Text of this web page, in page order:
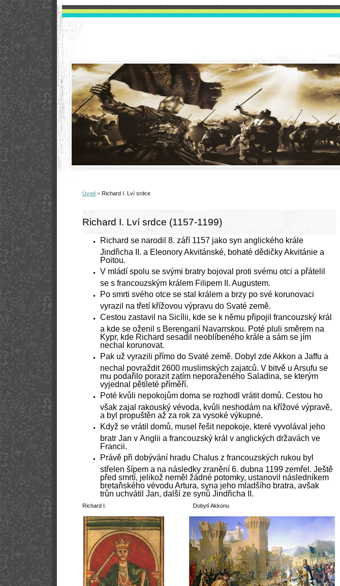
Úvod » Richard I. Lví srdce
Richard I. Lví srdce (1157-1199)
Richard se narodil 8. září 1157 jako syn anglického krále
Jindřicha II. a Eleonory Akvitánské, bohaté dědičky Akvitánie a
Poitou.
V mládí spolu se svými bratry bojoval proti svému otci a přátelil
se s francouzským králem Filipem II. Augustem.
Po smrti svého otce se stal králem a brzy po své korunovaci
vyrazil na třetí křížovou výpravu do Svaté země.
Cestou zastavil na Sicílii, kde se k němu připojil francouzský král
a kde se oženil s Berengarií Navarrskou. Poté pluli směrem na
Kypr, kde Richard sesadil neoblíbeného krále a sám se jím
nechal korunovat.
Pak už vyrazili přímo do Svaté země. Dobyl zde Akkon a Jaffu a
nechal povraždit 2600 muslimských zajatců. V bitvě u Arsufu se
mu podařilo porazit zatím neporaženého Saladina, se kterým
vyjednal pětileté příměří.
Poté kvůli nepokojům doma se rozhodl vrátit domů. Cestou ho
však zajal rakouský vévoda, kvůli neshodám na křížové výpravě,
a byl propuštěn až za rok za vysoké výkupné.
Když se vrátil domů, musel řešit nepokoje, které vyvolával jeho
bratr Jan v Anglii a francouzský král v anglických državách ve
Francii.
Právě při dobývání hradu Chalus z francouzských rukou byl
střelen šípem a na následky zranění 6. dubna 1199 zemřel. Ještě
před smrtí, jelikož neměl žádné potomky, ustanovil následníkem
bretaňského vévodu Artura, syna jeho mladšího bratra, avšak
trůn uchvátil Jan, další ze synů Jindřicha II.
Richard I. Dobytí Akkonu